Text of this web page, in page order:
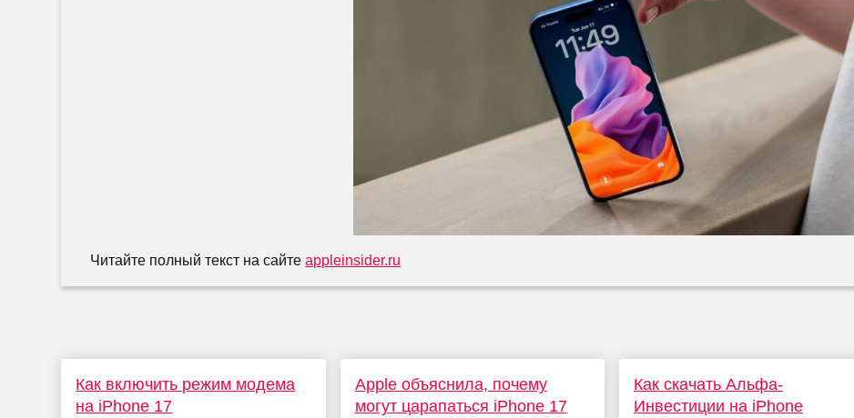
Читайте полный текст на сайтеappleinsider.ru
Как включить режим модема
на iPhone 17
Apple объяснила, почему
могут царапаться iPhone 17
Как скачать Альфа-
Инвестиции на iPhone